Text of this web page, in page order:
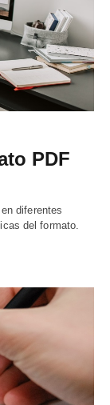
PDF
diferentes
del formato.